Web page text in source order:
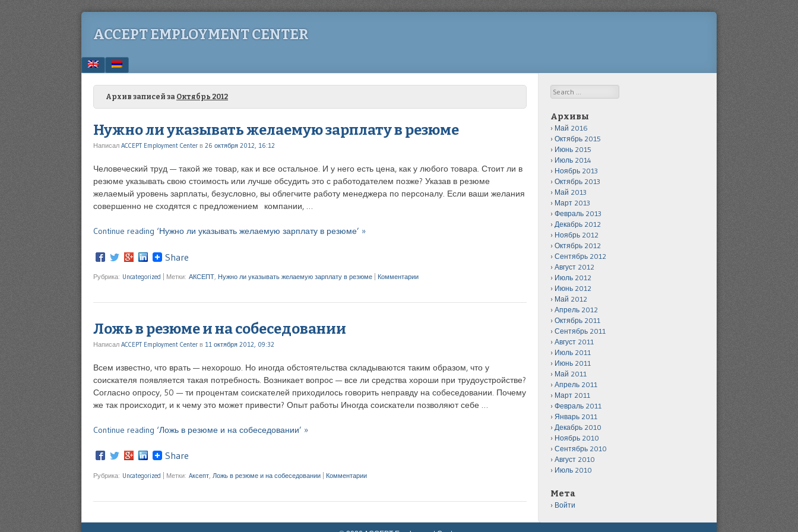
ACCEPT EMPLOYMENT CENTER
Menu
SKIP TO CONTENT
Архив записей за Октябрь 2012
Нужно ли указывать желаемую зарплату в резюме
Написал ACCEPT Employment Center в 26 октября 2012, 16:12
Человеческий труд — такой же товар, как и все остальное. И у него есть цена, как у любого товара. Стоит ли в
резюме указывать свою стоимость или лучше обсудить это с работодателем позже? Указав в резюме
желаемый уровень зарплаты, безусловно, вы облегчите работу менеджера по персоналу. Если ваши желания
совершенно не сходятся с предложением компании, …
Continue reading ‘Нужно ли указывать желаемую зарплату в резюме’ »
Share
Рубрика: Uncategorized Метки: АКСЕПТ, Нужно ли указывать желаемую зарплату в резюме Комментарии
Ложь в резюме и на собеседовании
Написал ACCEPT Employment Center в 11 октября 2012, 09:32
Всем известно, что врать — нехорошо. Но иногда обстоятельства складываются таким образом, что у
соискателя появляется такая потребность. Возникает вопрос — все ли средства хороши при трудоустройстве?
Согласно опросу, 50 — ти процентам соискателей приходилось говорить неправду на собеседовании. Почему
же так происходит, и к чему это может привести? Опыт работы Иногда соискатели позволяют себе …
Continue reading ‘Ложь в резюме и на собеседовании’ »
Share
Рубрика: Uncategorized Метки: Aксепт Ложь в резюме и на собеседовании Комментарии
Search
Архивы
Май 2016
Октябрь 2015
Июнь 2015
Июль 2014
Ноябрь 2013
Октябрь 2013
Май 2013
Март 2013
Февраль 2013
Декабрь 2012
Ноябрь 2012
Октябрь 2012
Сентябрь 2012
Август 2012
Июль 2012
Июнь 2012
Май 2012
Апрель 2012
Октябрь 2011
Сентябрь 2011
Август 2011
Июль 2011
Июнь 2011
Май 2011
Апрель 2011
Март 2011
Февраль 2011
Январь 2011
Декабрь 2010
Ноябрь 2010
Сентябрь 2010
Август 2010
Июль 2010
Мета
Войти